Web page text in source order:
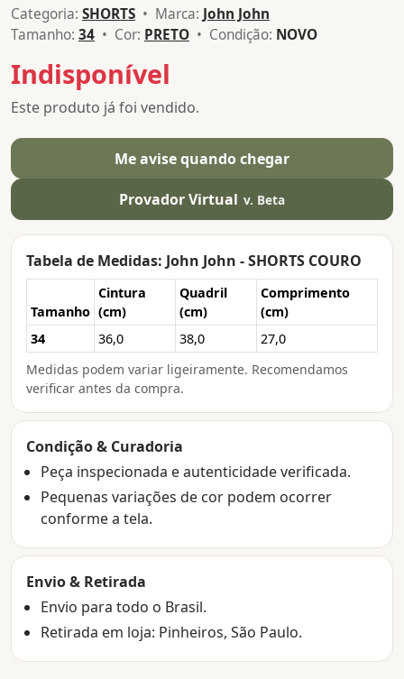
Categoria: SHORTS • Marca: John John
Tamanho: 34 • Cor: PRETO • Condição: NOVO
Indisponível
Este produto já foi vendido.
Me avise quando chegar
Provador Virtual v. Beta
Tabela de Medidas: John John - SHORTS COURO
Tamanho
Cintura
(cm)
Quadril
(cm)
Comprimento
(cm)
34
36,0 38,0
27,0
Medidas podem variar ligeiramente. Recomendamos
verificar antes da compra.
Condição & Curadoria
Peça inspecionada e autenticidade verificada.
Pequenas variações de cor podem ocorrer
conforme a tela.
Envio & Retirada
Envio para todo o Brasil.
Retirada em loja: Pinheiros, São Paulo.